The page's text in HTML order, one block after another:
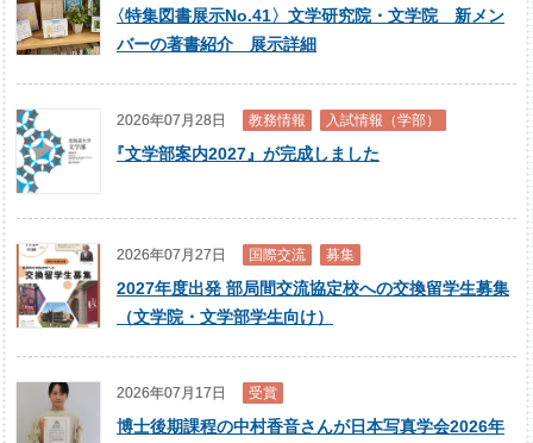
〈特集図書展示No.41〉文学研究院・文学院 新メン
バーの著書紹介 展示詳細
2026年07月28日 教務情報 入試情報（学部）
『文学部案内2027』が完成しました
2026年07月27日 国際交流 募集
2027年度出発 部局間交流協定校への交換留学生募集
（文学院・文学部学生向け）
2026年07月17日 受賞
博士後期課程の中村香音さんが日本写真学会2026年